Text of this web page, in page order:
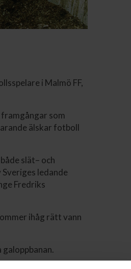
i Malmö FF,
som
älskar fotboll
slät– och
ledande
Fredriks
ihåg rätt vann